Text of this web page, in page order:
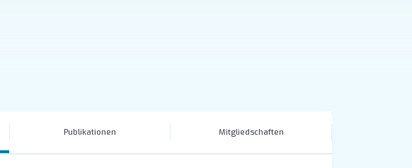
Publikationen Mitgliedschaften